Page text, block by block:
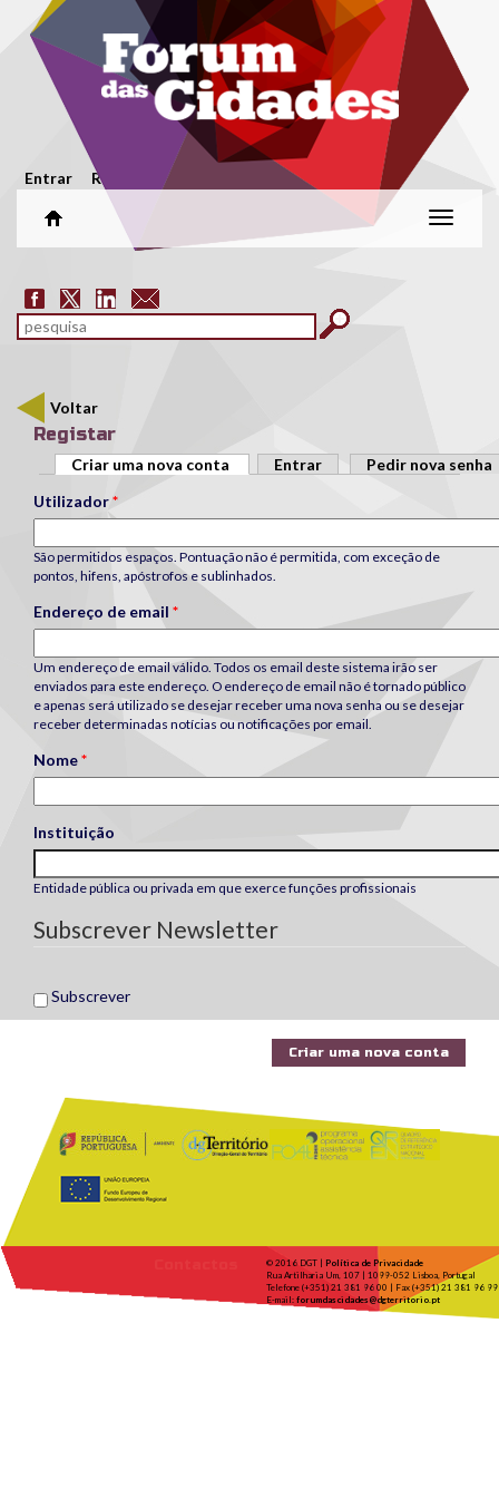
Passar para o conteúdo principal
Menu secundário
Entrar Registar
Alterar
Formulário de pesquisa
pesquisar
Voltar
Registar
Separadores primários
Criar uma nova conta (separador ativo)
Entrar
Pedir nova senha
Utilizador*
São permitidos espaços. Pontuação não é permitida, com exceção de
pontos, hifens, apóstrofos e sublinhados.
Endereço de email *
Um endereço de email válido. Todos os email deste sistema irão ser
enviados para este endereço. O endereço de email não é tornado público
e apenas será utilizado se desejar receber uma nova senha ou se desejar
receber determinadas notícias ou notificações por email.
Nome*
Instituição
Entidade pública ou privada em que exerce funções profissionais
Subscrever Newsletter
Subscrever
© 2016 DGT | Política de Privacidade
Rua Artilharia Um, 107 | 1099-052 Lisboa, Portugal
Telefone (+351) 21 381 96 00 | Fax (+351) 21 381 96 99
E-mail: forumdascidades@dgterritorio.pt